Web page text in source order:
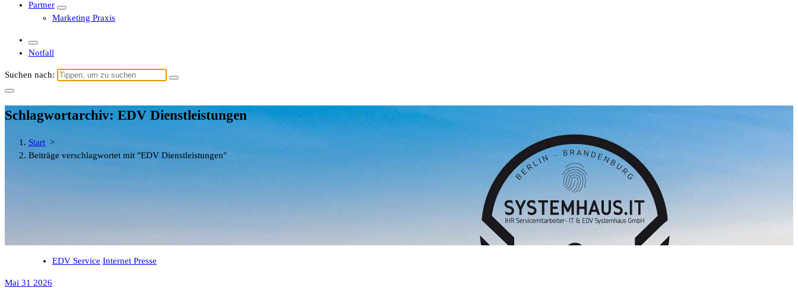
Partner
Marketing Praxis
Notfall
Suchen nach:
Schlagwortarchiv: EDV Dienstleistungen
Start >
Beiträge verschlagwortet mit "EDV Dienstleistungen"
EDV Service Internet Presse
Mai 31 2026